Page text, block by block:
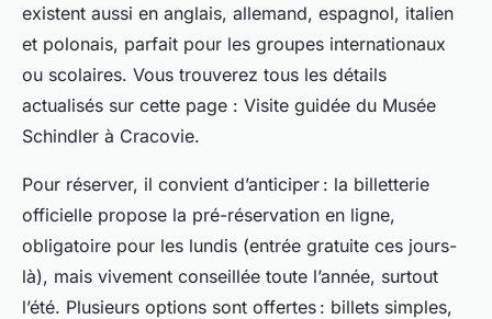
existent aussi en anglais, allemand, espagnol, italien
et polonais, parfait pour les groupes internationaux
ou scolaires. Vous trouverez tous les détails
actualisés sur cette page : Visite guidée du Musée
Schindler à Cracovie.
Pour réserver, il convient d’anticiper : la billetterie
officielle propose la pré-réservation en ligne,
obligatoire pour les lundis (entrée gratuite ces jours-
là), mais vivement conseillée toute l’année, surtout
l’été. Plusieurs options sont offertes : billets simples,